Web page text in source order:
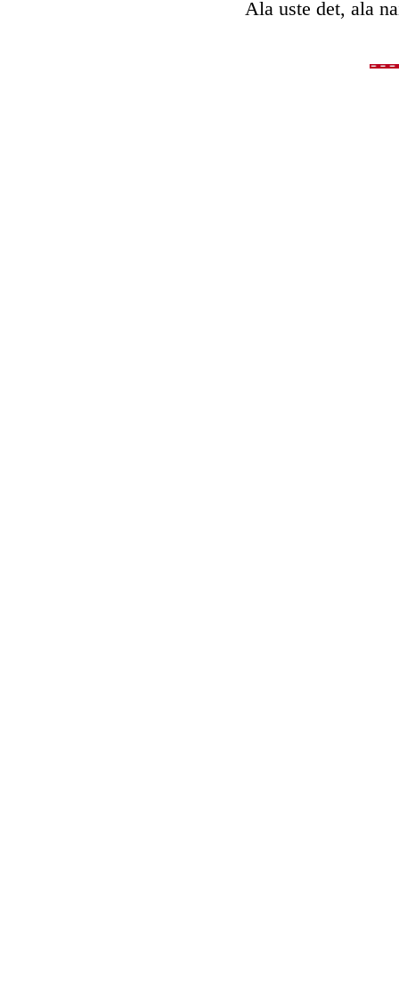
Ala uste det, ala